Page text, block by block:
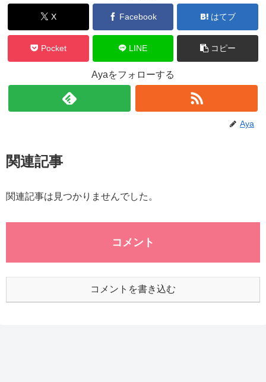
X Facebook はてブ
Pocket LINE コピー
Ayaをフォローする
Aya
関連記事
関連記事は見つかりませんでした。
コメント
コメントを書き込む